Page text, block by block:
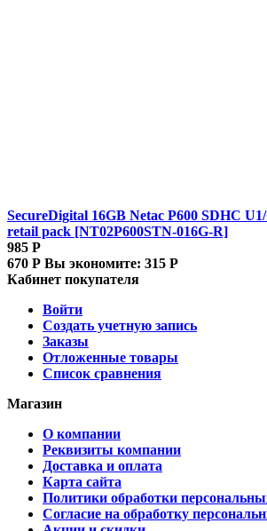
SecureDigital 16GB Netac P600 SDHC
retail pack [NT02P600STN-016G-R]
985 Р
670 Р Вы экономите: 315 Р
Кабинет покупателя
Войти
Создать учетную запись
Заказы
Отложенные товары
Список сравнения
Магазин
О компании
Реквизиты компании
Доставка и оплата
Карта сайта
Политики обработки
Согласие на обработку